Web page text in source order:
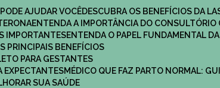
AJUDAR VOCÊ
DESCUBRA OS BENEFÍCIOS DA
ENTENDA A IMPORTÂNCIA DO
IMPORTANTES
ENTENDA O PAPEL FUNDAMENTAL
PRINCIPAIS BENEFÍCIOS
PARA GESTANTES
EXPECTANTES
MÉDICO QUE FAZ PARTO NORMAL:
SUA SAÚDE